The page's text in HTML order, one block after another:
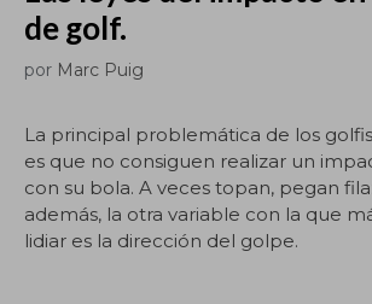
de golf.
por Marc Puig
La principal problemática de los
es que no consiguen realizar un
con su bola. A veces topan, pegan
además, la otra variable con la que
lidiar es la dirección del golpe.